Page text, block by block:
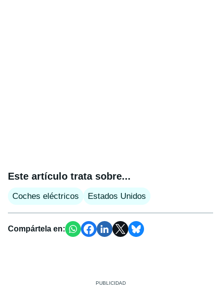
Este artículo trata sobre...
Coches eléctricos Estados Unidos
Compártela en: